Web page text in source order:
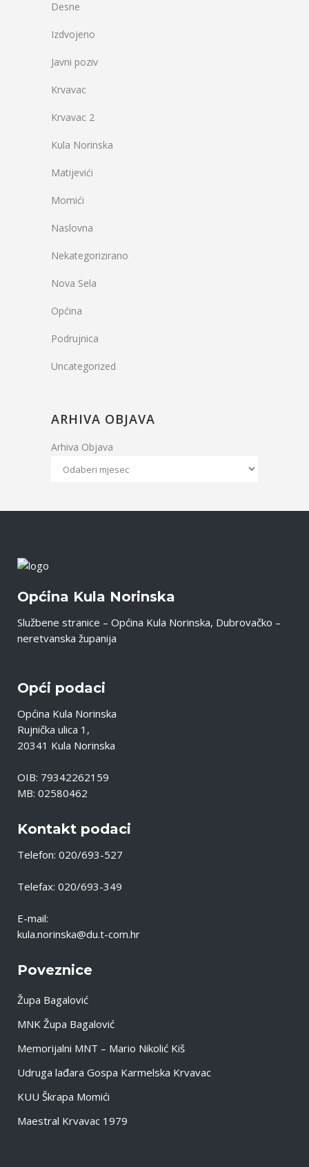
Desne
Izdvojeno
Javni poziv
Krvavac
Krvavac 2
Kula Norinska
Matijevići
Momići
Naslovna
Nekategorizirano
Nova Sela
Općina
Podrujnica
Uncategorized
ARHIVA OBJAVA
Arhiva Objava
Općina Kula Norinska
Službene stranice – Općina Kula Norinska, Dubrovačko –
neretvanska županija
Opći podaci
Općina Kula Norinska
Rujnička ulica 1,
20341 Kula Norinska
OIB: 79342262159
MB: 02580462
Kontakt podaci
Telefon: 020/693-527
Telefax: 020/693-349
E-mail:
kula.norinska@du.t-com.hr
Poveznice
Župa Bagalović
MNK Župa Bagalović
Memorijalni MNT – Mario Nikolić Kiš
Udruga lađara Gospa Karmelska Krvavac
KUU Škrapa Momići
Maestral Krvavac 1979